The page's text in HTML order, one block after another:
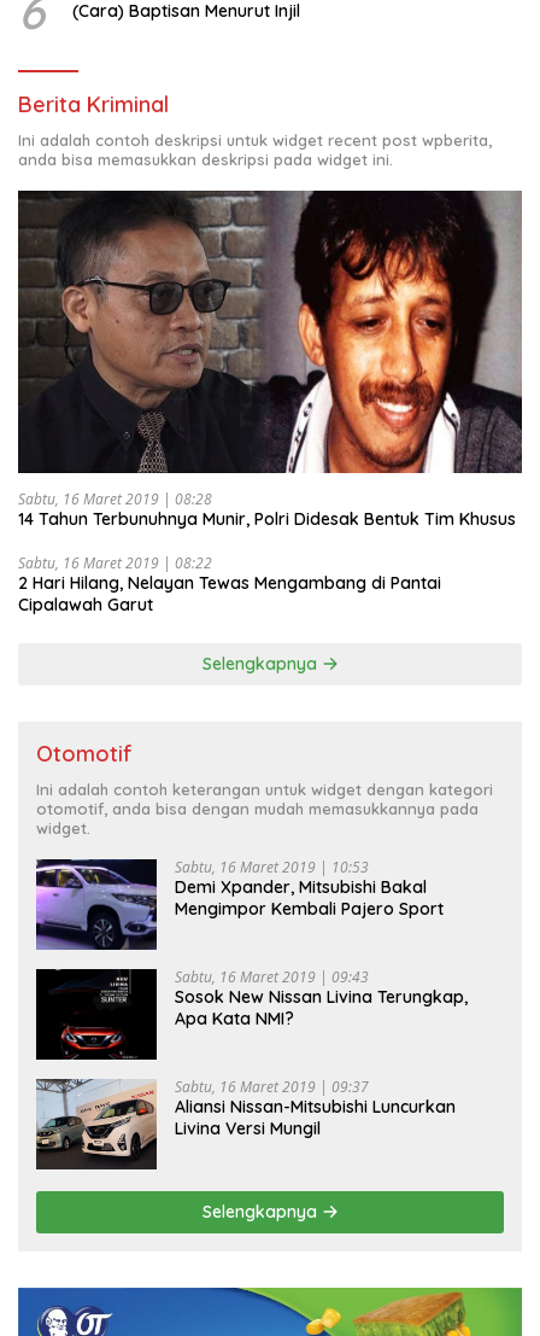
(Cara) Baptisan Menurut Injil
Berita Kriminal
Ini adalah contoh deskripsi untuk widget recent post wpberita,
anda bisa memasukkan deskripsi pada widget ini.
Sabtu, 16 Maret 2019 | 08:28
14 Tahun Terbunuhnya Munir, Polri Didesak Bentuk Tim Khusus
Sabtu, 16 Maret 2019 | 08:22
2 Hari Hilang, Nelayan Tewas Mengambang di Pantai
Cipalawah Garut
Selengkapnya
Otomotif
Ini adalah contoh keterangan untuk widget dengan kategori
otomotif, anda bisa dengan mudah memasukkannya pada
widget.
Sabtu, 16 Maret 2019 | 10:53
Demi Xpander, Mitsubishi Bakal
Mengimpor Kembali Pajero Sport
Sabtu, 16 Maret 2019 | 09:43
Sosok New Nissan Livina Terungkap,
Apa Kata NMI?
Sabtu, 16 Maret 2019 | 09:37
Aliansi Nissan-Mitsubishi Luncurkan
Livina Versi Mungil
Selengkapnya